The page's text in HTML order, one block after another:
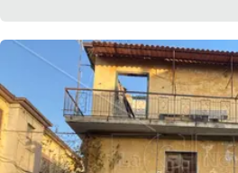
Crotone
Vibo Valentia
Reggio Calabria